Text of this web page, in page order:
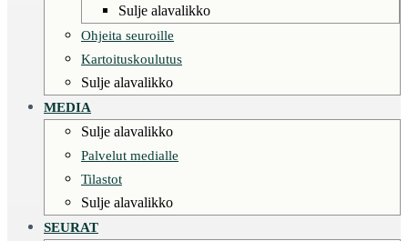
Sulje alavalikko
Ohjeita seuroille
Kartoituskoulutus
Sulje alavalikko
MEDIA
Sulje alavalikko
Palvelut medialle
Tilastot
Sulje alavalikko
SEURAT